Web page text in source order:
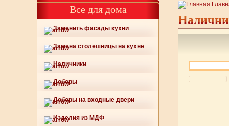
Все для дома
Заменить фасады кухни
Замена столешницы на кухне
Наличники
Доборы
Доборы на входные двери
Изделия из МДФ